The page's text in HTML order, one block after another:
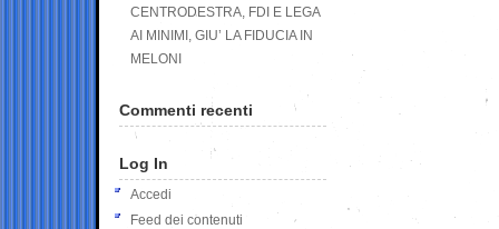
CENTRODESTRA, FDI E LEGA
AI MINIMI, GIU’ LA FIDUCIA IN
MELONI
Commenti recenti
Log In
Accedi
Feed dei contenuti